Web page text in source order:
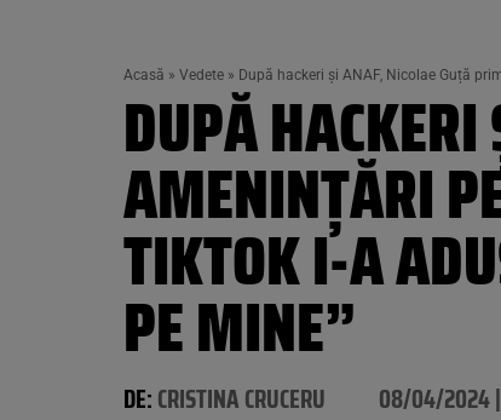
Acasă » Vedete » După hackeri și ANAF, Nicolae Guță
DUPĂ
AMENINȚĂRI
TIKTOK I-A
PE MINE”
DE:CRISTINA CRUCERU 08/04/2024